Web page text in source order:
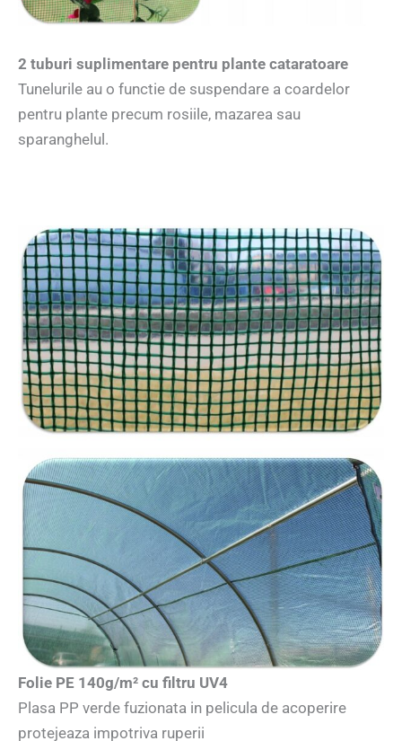
2 tuburi suplimentare pentru plante cataratoare
Tunelurile au o functie de suspendare a coardelor
pentru plante precum rosiile, mazarea sau
sparanghelul.
Folie PE 140g/m² cu filtru UV4
Plasa PP verde fuzionata in pelicula de acoperire
protejeaza impotriva ruperii